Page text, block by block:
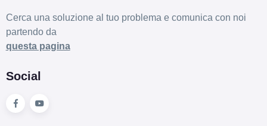
Cerca una soluzione al tuo problema e comunica con noi
partendo da
questa pagina
Social